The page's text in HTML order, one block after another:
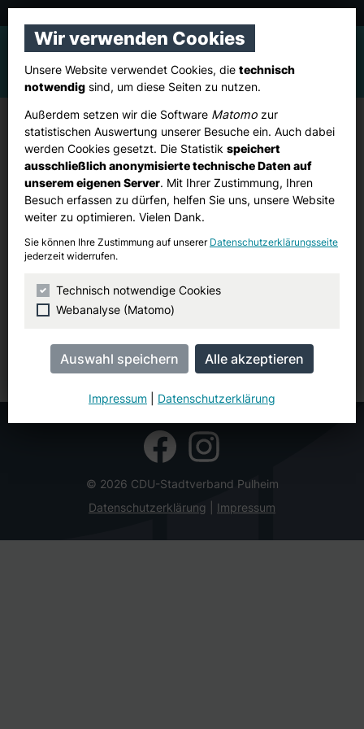
CDU Pulheim
Ortsverband Sinnersdorf:
Vorstandssitzung
Donnerstag, 11. Juni 2026
20:00 Uhr
Tagungsraum
Stommelner Straße 92
Adresse suchen (Google Maps)
© 2026 CDU-Stadtverband Pulheim
Datenschutzerklärung
Impressum
Wir verwenden Cookies
Unsere Website verwendet Cookies, die technisch
notwendig sind, um diese Seiten zu nutzen.
Außerdem setzen wir die Software Matomo zur
statistischen Auswertung unserer Besuche ein. Auch dabei
werden Cookies gesetzt. Die Statistik speichert
ausschließlich anonymisierte technische Daten auf
unserem eigenen Server. Mit Ihrer Zustimmung, Ihren
Besuch erfassen zu dürfen, helfen Sie uns, unsere Website
weiter zu optimieren. Vielen Dank.
Sie können Ihre Zustimmung auf unserer Datenschutzerklärungsseite
jederzeit widerrufen.
Technisch notwendige Cookies
Webanalyse (Matomo)
Impressum Datenschutzerklärung